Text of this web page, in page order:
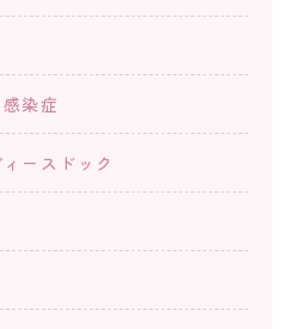
染症
ースドック